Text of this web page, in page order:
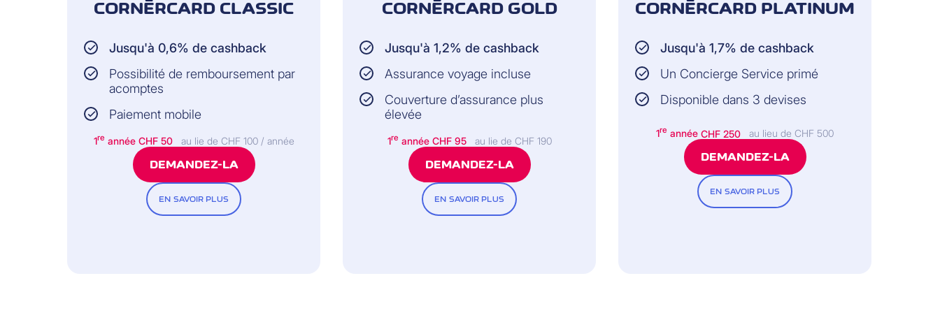
nous en serons ravis!
Un portail. Beaucoup d’inspiration.
moments.ch
CORNÈRCARD CLASSIC
Jusqu'à 0,6% de cashback
Possibilité de remboursement par
acomptes
Paiement mobile
1re année CHF 50 au lie de CHF 100 / année
DEMANDEZ-LA
EN SAVOIR PLUS
CORNÈRCARD GOLD
Jusqu'à 1,2% de cashback
Assurance voyage incluse
Couverture d’assurance plus
élevée
1re année CHF 95 au lie de CHF 190
DEMANDEZ-LA
EN SAVOIR PLUS
CORNÈRCARD PLATINUM
Jusqu'à 1,7% de cashback
Un Concierge Service primé
Disponible dans 3 devises
1re année CHF 250 au lieu de CHF 500
DEMANDEZ-LA
EN SAVOIR PLUS